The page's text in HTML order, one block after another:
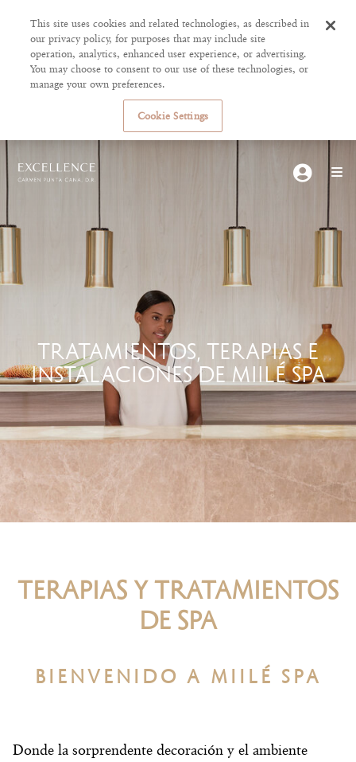
TRATAMIENTOS, TERAPIAS E
INSTALACIONES DE MIILÉ SPA
TERAPIAS Y TRATAMIENTOS
DE SPA
BIENVENIDO A MIILÉ SPA
Donde la sorprendente decoración y el ambiente
This site uses cookies and related technologies, as described in
our privacy policy, for purposes that may include site
operation, analytics, enhanced user experience, or advertising.
You may choose to consent to our use of these technologies, or
manage your own preferences.
Cookie Settings